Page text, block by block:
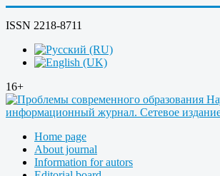
ISSN 2218-8711
16+
Home page
About journal
Information for autors